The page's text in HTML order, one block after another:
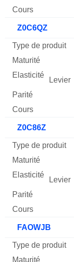
Z0C6QZ
Z0C86Z
FAOWJB